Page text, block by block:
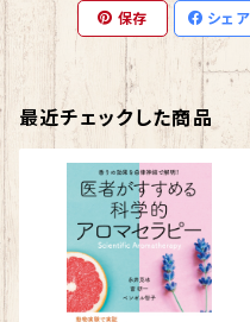
保存 シェア
最近チェックした商品